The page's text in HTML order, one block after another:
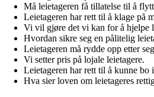
Må leietageren få tillatelse til å
Leietageren har rett til å klage på
Vi vil gjøre det vi kan for å hjelpe
Hvordan sikre seg en pålitelig
Leietageren må rydde opp etter
Vi setter pris på lojale leietagere.
Leietageren har rett til å kunne bo
Hva sier loven om leietageres